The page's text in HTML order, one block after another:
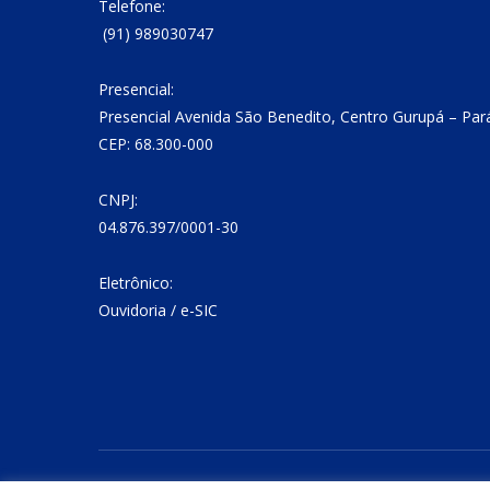
Telefone:
(91) 989030747
Presencial:
Presencial Avenida São Benedito, Centro Gurupá –
CEP: 68.300-000
CNPJ:
04.876.397/0001-30
Eletrônico:
Ouvidoria / e-SIC